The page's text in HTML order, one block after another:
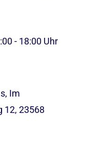
- 18:00 Uhr
Im
12, 23568